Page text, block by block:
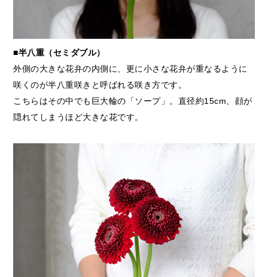
■半八重（セミダブル）
外側の大きな花弁の内側に、更に小さな花弁が重なるように
咲くのが半八重咲きと呼ばれる咲き方です。
こちらはその中でも巨大輪の「ソープ」。直径約15cm、顔が
隠れてしまうほど大きな花です。